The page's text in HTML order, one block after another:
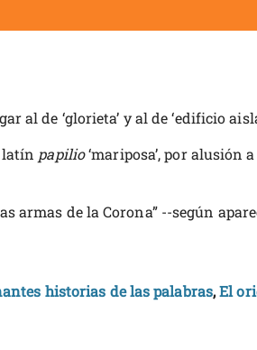
de ‘glorieta’ y al de ‘edificio
papilio‘mariposa’, por alusión
armas de la Corona” --según
historias de las palabras,El